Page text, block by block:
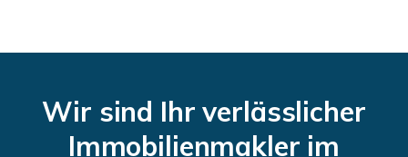
Wir sind Ihr verlässlicher
Immobilienmakler im